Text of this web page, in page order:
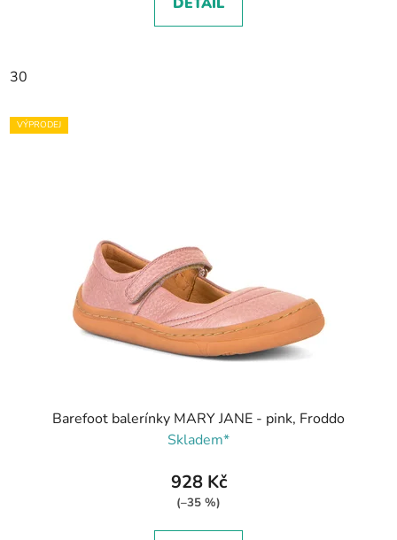
30
VÝPRODEJ
Barefoot balerínky MARY JANE - pink, Froddo
Skladem*
928 Kč
(–35 %)